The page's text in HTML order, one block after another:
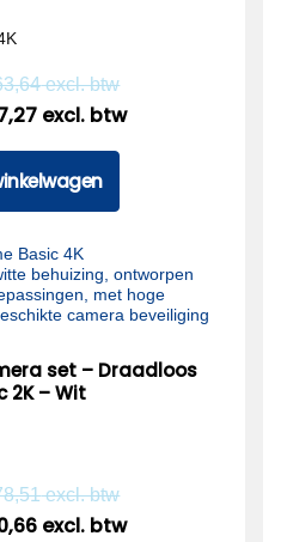
excl. btw
excl. btw
set – Draadloos
2K – Wit
excl. btw
excl. btw